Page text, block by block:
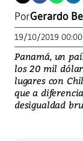
PorGerardo
19/10/2019 00:00
Panamá, un
los 20 mil
lugares con
que a
desigualdad